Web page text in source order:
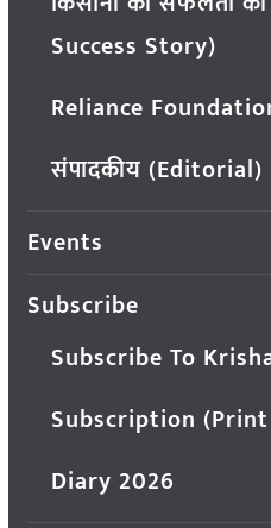
Success Story)
Reliance
संपादकीय (Editorial)
Events
Subscribe
Subscribe To
Subscription
Diary 2026